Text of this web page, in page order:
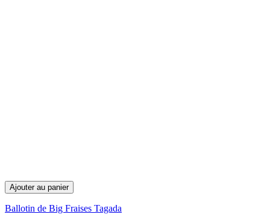
Ajouter au panier
Ballotin de Big Fraises Tagada